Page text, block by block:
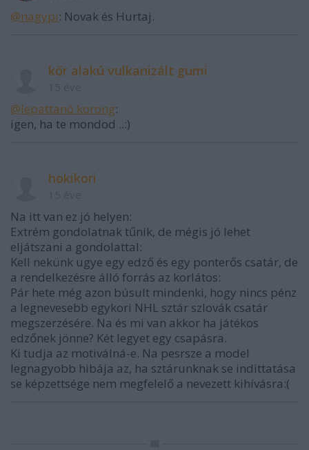
@nagypi: Novak és Hurtaj.
kőr alakú vulkanizált gumi
@lepattanó korong:
igen, ha te mondod ..:)
hokikori
Na itt van ez jó helyen:
Extrém gondolatnak tűnik, de mégis jó lehet
eljátszani a gondolattal:
Kell nekünk ugye egy edző és egy ponterős csatár, de
a rendelkezésre álló forrás az korlátos:
Pár hete még azon búsult mindenki, hogy nincs pénz
a legnevesebb egykori NHL sztár szlovák csatár
megszerzésére. Na és mi van akkor ha játékos
edzőnek jönne? Két legyet egy csapásra.
Ki tudja az motiválná-e. Na pesrsze a model
legnagyobb hibája az, ha sztárunknak se indittatása
se képzettsége nem megfelelő a nevezett kihívásra:(